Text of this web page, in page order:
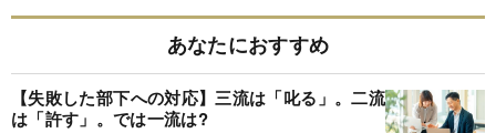
あなたにおすすめ
【失敗した部下への対応】三流は「叱る」。二流
は「許す」。では一流は?